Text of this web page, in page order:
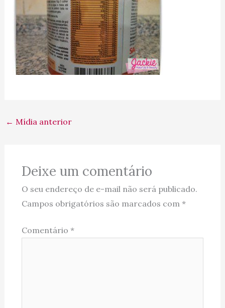
← Mídia anterior
Deixe um comentário
O seu endereço de e-mail não será publicado.
Campos obrigatórios são marcados com *
Comentário *